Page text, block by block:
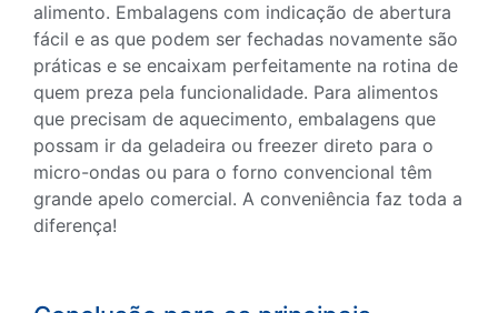
alimento. Embalagens com indicação de abertura
fácil e as que podem ser fechadas novamente são
práticas e se encaixam perfeitamente na rotina de
quem preza pela funcionalidade. Para alimentos
que precisam de aquecimento, embalagens que
possam ir da geladeira ou freezer direto para o
micro-ondas ou para o forno convencional têm
grande apelo comercial. A conveniência faz toda a
diferença!